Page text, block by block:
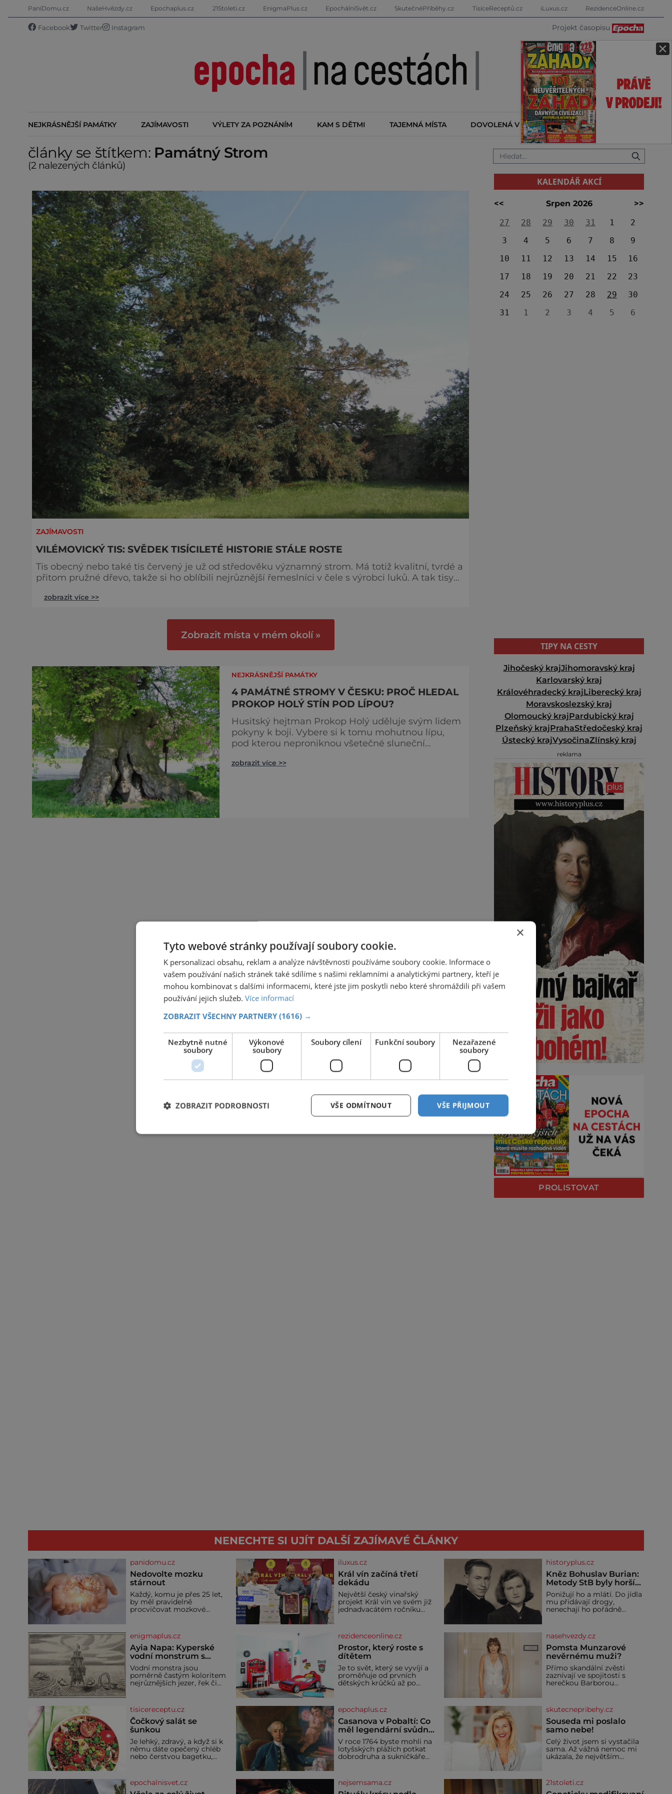
×
PaníDomu.cz NašeHvězdy.cz Epochaplus.cz 21Stoleti.cz EnigmaPlus.cz EpochálníSvět.cz SkutečnéPříběhy.cz TisíceReceptů.cz iLuxus.cz RezidenceOnline.cz
Facebook Twitter Instagram Projekt časopisu
NEJKRÁSNĚJŠÍ PAMÁTKY ZAJÍMAVOSTI VÝLETY ZA POZNÁNÍM KAM S DĚTMI TAJEMNÁ MÍSTA DOVOLENÁ V ZAHRANIČÍ KALENDÁŘ AKCÍ
články se štítkem: Památný Strom
(2 nalezených článků)
ZAJÍMAVOSTI
VILÉMOVICKÝ TIS: SVĚDEK TISÍCILETÉ HISTORIE STÁLE ROSTE
Tis obecný nebo také tis červený je už od středověku významný strom. Má totiž kvalitní, tvrdé a
přitom pružné dřevo, takže si ho oblíbili nejrůznější řemeslníci v čele s výrobci luků. A tak tisy
štěstí přece jen máme. Zámek ve Vilémovicích na Havlíčkobrodsku nedaleko Ledče nad
zobrazit více >>
Zobrazit místa v mém okolí »
NEJKRÁSNĚJŠÍ PAMÁTKY
4 PAMÁTNÉ STROMY V ČESKU: PROČ HLEDAL
PROKOP HOLÝ STÍN POD LÍPOU?
Husitský hejtman Prokop Holý uděluje svým lidem
pokyny k boji. Vybere si k tomu mohutnou lípu,
pod kterou neproniknou všetečné sluneční
Holý netuší, že mu zbývá už jenom pár dní života.
zobrazit více >>
KALENDÁŘ AKCÍ
<< Srpen 2026
>>
27
28 29 30 31 1
2
3
4 5 6 7 8
9
10
11 12 13 14 15
16
17
18 19 20 21 22
23
24
25 26 27 28 29
30
31
1 2 3 4 5 6
TIPY NA CESTY
Jihočeský krajJihomoravský kraj
Karlovarský kraj
Královéhradecký krajLiberecký kraj
Moravskoslezský kraj
Olomoucký krajPardubický kraj
Plzeňský krajPrahaStředočeský kraj
Ústecký krajVysočinaZlínský kraj
reklama
PROLISTOVAT
NENECHTE SI UJÍT DALŠÍ ZAJÍMAVÉ ČLÁNKY
panidomu.cz
Nedovolte mozku
stárnout
Každý, komu je přes 25 let,
by měl pravidelně
procvičovat mozkové
paměť. Možná máte
problém vzpomenout si na
jméno kolegy z práce. Nebo
marně v paměti lovíte
nedávno přečetli. Je to
opravdu tak, s věkem jako
kdyby se paměť rozhodla
iluxus.cz
Král vín začíná třetí
dekádu
Největší český vinařský
projekt Král vín ve svém již
jednadvacátém ročníku
porota z celkem 1260
vzorků od 157 vinařů. Král
vín, který se – i pře
historyplus.cz
Kněz Bohuslav Burian:
Metody StB byly horší
než gestapácké
trýznění
Ponižují ho a mlátí. Do jídla
mu přidávají drogy,
nenechají ho pořádně
kruté týrání nevydrží a
estébákům podepíše
všechno, co po něm chtějí.
Svým podpisem jim potvrdí
výslechů nikdo nevyvíjel
fyzický ani psychický nátlak.
Syn brněnského řezníka
enigmaplus.cz
Ayia Napa: Kyperské
vodní monstrum s
mírumilovnou povahou
Vodní monstra jsou
poměrně častým koloritem
nejrůznějších jezer, řek či
místo zviditelnit a
přitáhnout k němu
pozornost záhadám
nakloněných turi
rezidenceonline.cz
Prostor, který roste s
dítětem
Je to svět, který se vyvíjí a
proměňuje od prvních
dětských krůčků až po
bezpečí, kreativitu,
soustředění i odpočinek a
reaguje na každou etapu
života a specifické potřeby
dítěte. Pro nejmenší je
klíčová jednoduchost,
měkkost a bezpečí, proto
by pokoj miminka měl
nasehvezdy.cz
Pomsta Munzarové
nevěrnému muži?
Přímo skandální zvěsti
zaznívají ve spojitosti s
herečkou Barborou
Munzarová měla být totiž
viděna s jakýmsi
sympaťákem, s nímž se
velmi družně, až d
tisicereceptu.cz
Čočkový salát se
šunkou
Je lehký, zdravý, a když si k
němu dáte opečený chléb
nebo čerstvou bagetku,
oblíbené čočky 150 g cherry
rajčátek 1 velká červená
epochaplus.cz
Casanova v Pobaltí: Co
měl legendární svůdník
společného se
svobodnými zednáři?
V roce 1764 byste mohli na
lotyšských plážích potkat
dobrodruha a sukničkáře
však nebyla turistickým
výletem, ale ryze pracovní
skutecnepribehy.cz
Souseda mi poslalo
samo nebe!
Celý život jsem si vystačila
sama. Až vážná nemoc mi
ukázala, že největším
který je ochotný podat
pomocnou ruku. Vždycky
epochalnisvet.cz nejsemsama.cz 21stoleti.cz
×
Tyto webové stránky používají soubory cookie.
K personalizaci obsahu, reklam a analýze návštěvnosti používáme soubory cookie. Informace o
vašem používání našich stránek také sdílíme s našimi reklamními a analytickými partnery, kteří je
mohou kombinovat s dalšími informacemi, které jste jim poskytli nebo které shromáždili při vašem
používání jejich služeb. Více informací
ZOBRAZIT VŠECHNY PARTNERY (1616) →
Nezbytně nutné
soubory
Výkonové
soubory
Soubory cílení Funkční soubory
Nezařazené
soubory
VŠE PŘIJMOUT
VŠE ODMÍTNOUT
ZOBRAZIT PODROBNOSTI